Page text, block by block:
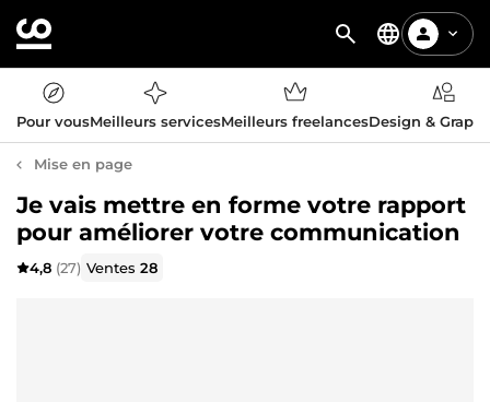
Pour vousMeilleurs servicesMeilleurs freelancesDesign &
Mise en page
Je vais mettre en forme votre rapport
pour améliorer votre communication
4,8 (27) Ventes28